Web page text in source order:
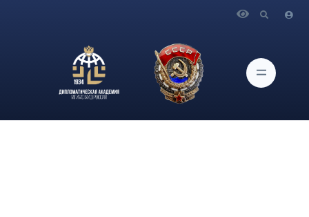
выступили в роли волонтеров на международной акции
«Диктант Победы», прошедшей на площадке Музея Победы
на Поклонной Горе